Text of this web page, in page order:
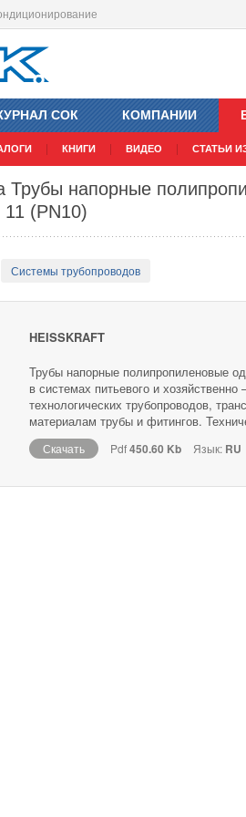
СОК КОМПАНИИ
КНИГИ ВИДЕО СТАТЬИ
Трубы напорные
(PN10)
Системы трубопроводов
HEISSKRAFT
Трубы напорные полипропиленовые
в системах питьевого и
технологических трубопроводов,
материалам трубы и фитингов.
Скачать Pdf450.60 Kb Язык: RU